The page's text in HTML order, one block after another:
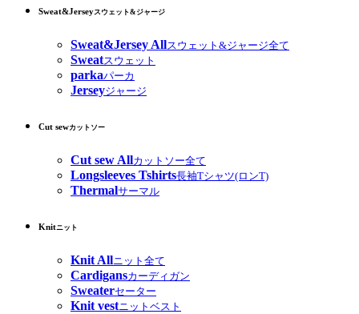
Sweat&Jerseyスウェット&ジャージ
Sweat&Jersey Allスウェット&ジャージ全て
Sweatスウェット
parkaパーカ
Jerseyジャージ
Cut sewカットソー
Cut sew Allカットソー全て
Longsleeves Tshirts長袖Tシャツ(ロンT)
Thermalサーマル
Knitニット
Knit Allニット全て
Cardigansカーディガン
Sweaterセーター
Knit vestニットベスト